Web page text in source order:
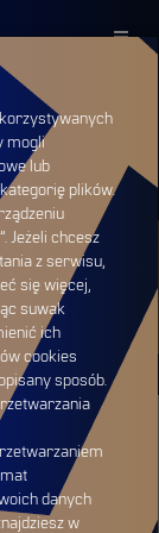
mogli
lub
plików.
Jeżeli chcesz
z serwisu,
się więcej,
suwak
ich
cookies
sposób.
danych
w